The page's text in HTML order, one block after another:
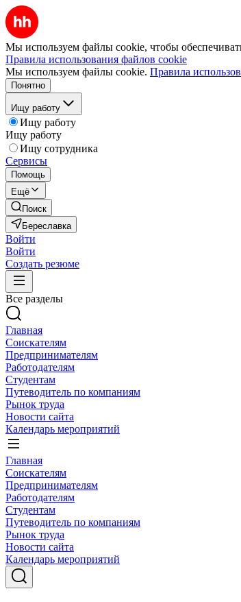
Мы используем файлы cookie, чтобы
Правила использования файлов cookie
Мы используем файлы cookie. Правила
Понятно
Ищу работу
Ищу работу
Ищу работу
Ищу сотрудника
Сервисы
Помощь
Ещё
Поиск
Береславка
Войти
Войти
Создать резюме
Все разделы
Главная
Соискателям
Предпринимателям
Работодателям
Студентам
Путеводитель по компаниям
Рынок труда
Новости сайта
Календарь мероприятий
Главная
Соискателям
Предпринимателям
Работодателям
Студентам
Путеводитель по компаниям
Рынок труда
Новости сайта
Календарь мероприятий